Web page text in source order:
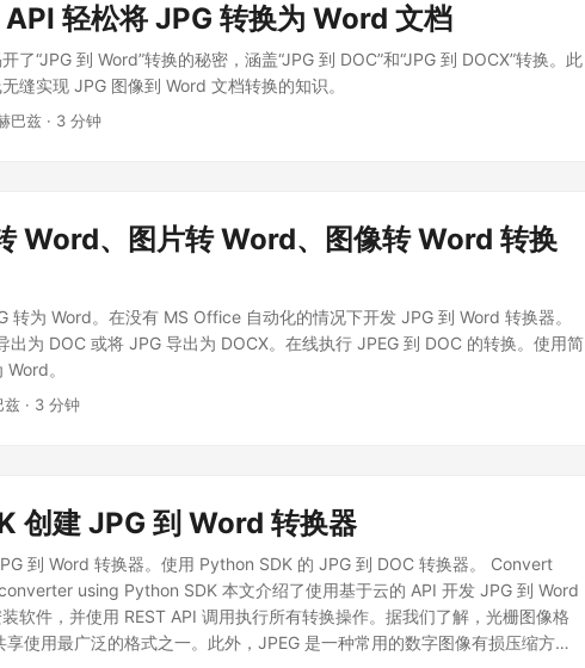
轻松将 JPG 转换为 Word 文档
了“JPG 到 Word”转换的秘密，涵盖“JPG 到 DOC”和“JPG 到 DOCX”转换。此
缝实现 JPG 图像到 Word 文档转换的知识。
巴兹 · 3 分钟
Word、图片转 Word、图像转 Word 转换
转为 Word。在没有 MS Office 自动化的情况下开发 JPG 到 Word 转换器。
出为 DOC 或将 JPG 导出为 DOCX。在线执行 JPEG 到 DOC 的转换。使用简
。
兹 · 3 分钟
创建 JPG 到 Word 转换器
到 Word 转换器。使用 Python SDK 的 JPG 到 DOC 转换器。 Convert
using Python SDK 本文介绍了使用基于云的 API 开发 JPG 到 Word
软件，并使用 REST API 调用执行所有转换操作。据我们了解，光栅图像格
使用最广泛的格式之一。此外，JPEG 是一种常用的数字图像有损压缩方